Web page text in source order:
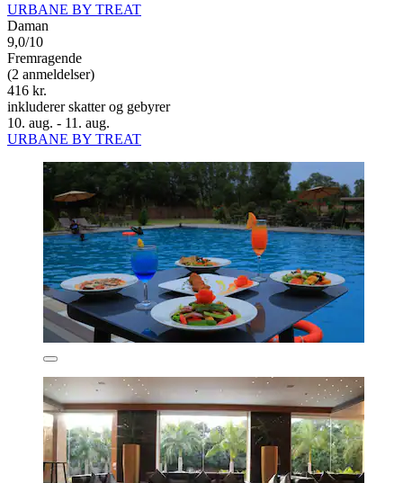
URBANE BY TREAT
Daman
9,0/10
Fremragende
(2 anmeldelser)
416 kr.
inkluderer skatter og gebyrer
10. aug. - 11. aug.
URBANE BY TREAT